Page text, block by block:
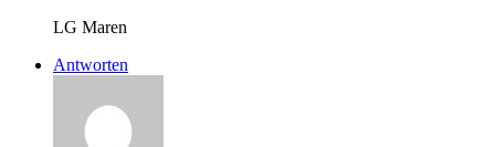
LG Maren
Antworten